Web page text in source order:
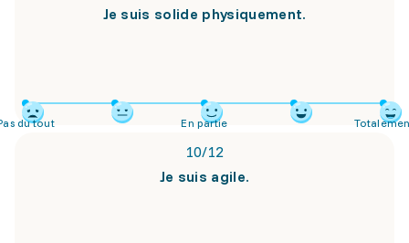
Je suis solide physiquement.
du tout En partie
10/12
Je suis agile.